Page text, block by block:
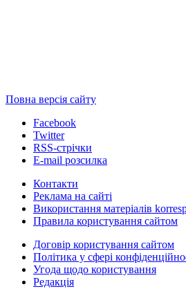
Повна версія сайту
Facebook
Twitter
RSS-стрічки
E-mail розсилка
Контакти
Реклама на сайті
Використання матеріалів
Правила користування сайтом
Договір користування сайтом
Політика у сфері
Угода щодо користування
Редакція